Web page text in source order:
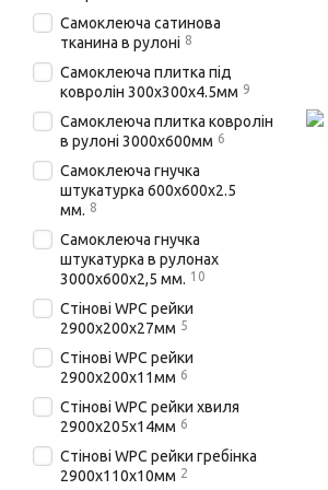
Самоклеюча сатинова
тканина в рулоні 8
Самоклеюча плитка під
ковролін 300х300х4.5мм 9
Самоклеюча плитка ковролін
в рулоні 3000х600мм 6
Самоклеюча гнучка
штукатурка 600х600х2.5
мм. 8
Самоклеюча гнучка
штукатурка в рулонах
3000х600х2,5 мм. 10
Стінові WPC рейки
2900х200х27мм 5
Стінові WPC рейки
2900х200х11мм 6
Стінові WPC рейки хвиля
2900х205х14мм 6
Стінові WPC рейки гребінка
2900х110х10мм 2